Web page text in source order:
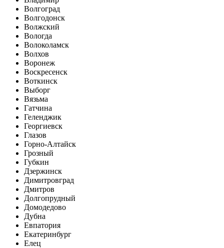
Волгоград
Волгодонск
Волжский
Вологда
Волоколамск
Волхов
Воронеж
Воскресенск
Воткинск
Выборг
Вязьма
Гатчина
Геленджик
Георгиевск
Глазов
Горно-Алтайск
Грозный
Губкин
Дзержинск
Димитровград
Дмитров
Долгопрудный
Домодедово
Дубна
Евпатория
Екатеринбург
Елец